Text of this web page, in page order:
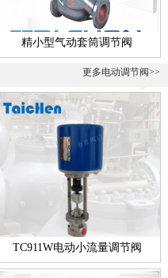
精小型气动套筒调节阀
更多电动调节阀>>
TC911W电动小流量调节阀